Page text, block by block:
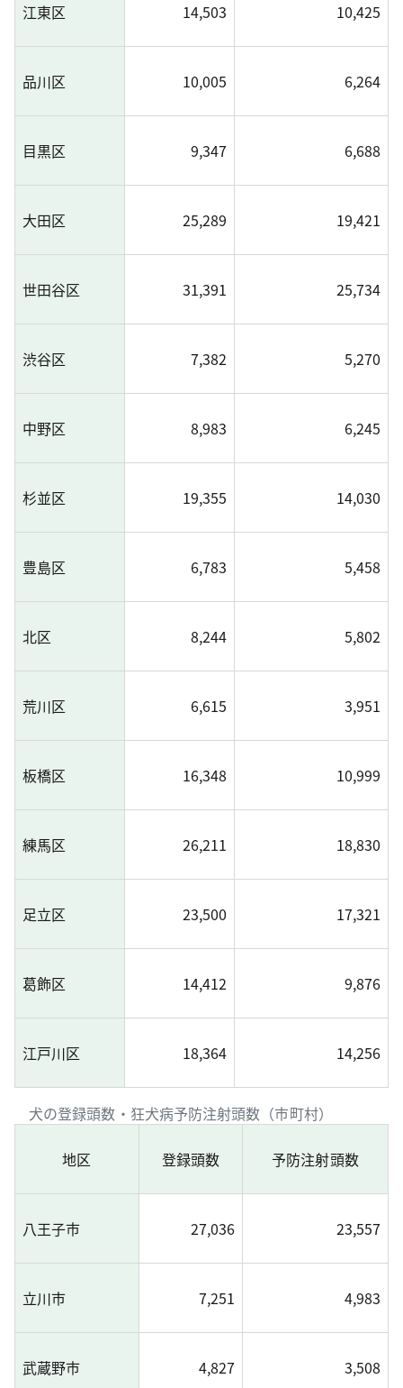
江東区 14,503 10,425
品川区 10,005 6,264
目黒区 9,347 6,688
大田区 25,289 19,421
世田谷区 31,391 25,734
渋谷区 7,382 5,270
中野区 8,983 6,245
杉並区 19,355 14,030
豊島区 6,783 5,458
北区 8,244 5,802
荒川区 6,615 3,951
板橋区 16,348 10,999
練馬区 26,211 18,830
足立区 23,500 17,321
葛飾区 14,412 9,876
江戸川区 18,364 14,256
犬の登録頭数・狂犬病予防注射頭数（市町村）
地区 登録頭数 予防注射頭数
八王子市 27,036 23,557
立川市 7,251 4,983
武蔵野市 4,827 3,508